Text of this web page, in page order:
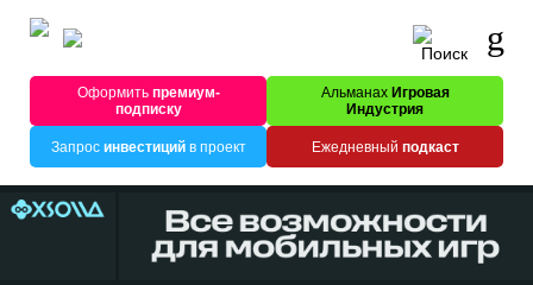
Оформитьпремиум-
подписку
Альманах Игровая
Индустрия
Запрос инвестицийв проект Ежедневный подкаст